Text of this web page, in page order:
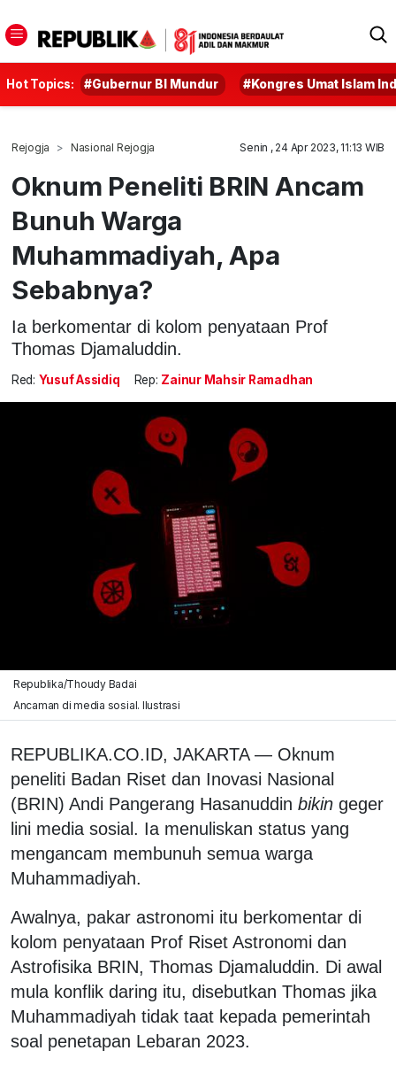
Hot Topics: #Gubernur BI Mundur #Kongres Umat Islam
Rejogja Nasional Rejogja Senin , 24 Apr 2023, 11:13 WIB
Oknum Peneliti BRIN Ancam
Bunuh Warga
Muhammadiyah, Apa
Sebabnya?
Ia berkomentar di kolom penyataan Prof
Thomas Djamaluddin.
Red: Yusuf Assidiq Rep: Zainur Mahsir Ramadhan
Republika/Thoudy Badai
Ancaman di media sosial. Ilustrasi
REPUBLIKA.CO.ID, JAKARTA — Oknum
peneliti Badan Riset dan Inovasi Nasional
(BRIN) Andi Pangerang Hasanuddin bikin geger
lini media sosial. Ia menuliskan status yang
mengancam membunuh semua warga
Muhammadiyah.
Awalnya, pakar astronomi itu berkomentar di
kolom penyataan Prof Riset Astronomi dan
Astrofisika BRIN, Thomas Djamaluddin. Di awal
mula konflik daring itu, disebutkan Thomas jika
Muhammadiyah tidak taat kepada pemerintah
soal penetapan Lebaran 2023.